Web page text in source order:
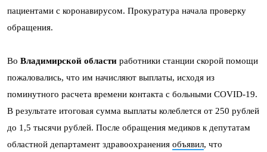
пациентами с коронавирусом. Прокуратура начала проверку
обращения.
Во Владимирской области работники станции скорой помощи
пожаловались, что им начисляют выплаты, исходя из
поминутного расчета времени контакта с больными COVID-19.
В результате итоговая сумма выплаты колеблется от 250 рублей
до 1,5 тысячи рублей. После обращения медиков к депутатам
областной департамент здравоохранения объявил, что